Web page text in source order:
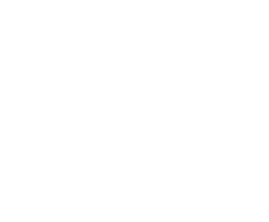
Balmy summer